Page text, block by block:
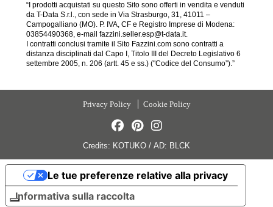
“I prodotti acquistati su questo Sito sono offerti in vendita e venduti
da T-Data S.r.l., con sede in Via Strasburgo, 31, 41011 –
Campogalliano (MO). P. IVA, CF e Registro Imprese di Modena:
03854490368, e-mail fazzini.seller.esp@t-data.it.
I contratti conclusi tramite il Sito Fazzini.com sono contratti a
distanza disciplinati dal Capo I, Titolo III del Decreto Legislativo 6
settembre 2005, n. 206 (artt. 45 e ss.) ("Codice del Consumo”).”
Privacy Policy Cookie Policy
Credits: KOTUKO / AD: BLCK
Informativa sulla raccolta
Le tue preferenze relative alla privacy